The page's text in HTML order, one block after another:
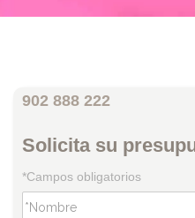
902 888 222
Solicita su
*Campos obligatorios